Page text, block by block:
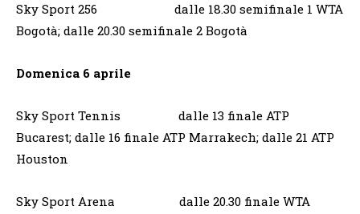
Sky Sport 256 dalle 18.30 semifinale 1 WTA
Bogotà; dalle 20.30 semifinale 2 Bogotà
Domenica 6 aprile
Sky Sport Tennis dalle 13 finale ATP
Bucarest; dalle 16 finale ATP Marrakech; dalle 21 ATP
Houston
Sky Sport Arena dalle 20.30 finale WTA